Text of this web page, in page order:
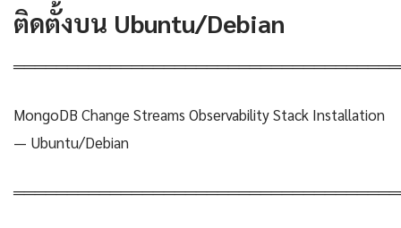
ติดตั้งบน Ubuntu/Debian
MongoDB Change Streams Observability Stack Installation
— Ubuntu/Debian